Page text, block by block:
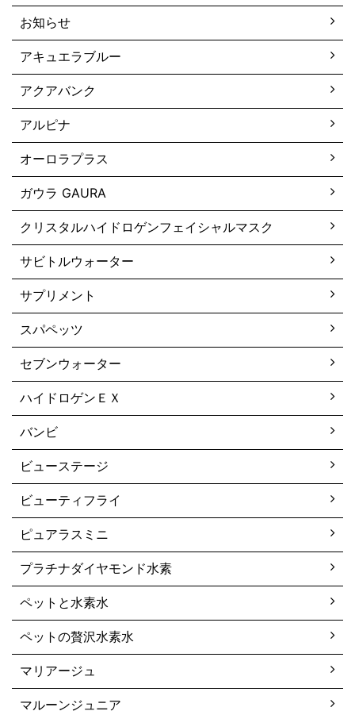
お知らせ
アキュエラブルー
アクアバンク
アルピナ
オーロラプラス
ガウラ GAURA
クリスタルハイドロゲンフェイシャルマスク
サビトルウォーター
サプリメント
スパペッツ
セブンウォーター
ハイドロゲンＥＸ
バンビ
ビューステージ
ビューティフライ
ピュアラスミニ
プラチナダイヤモンド水素
ペットと水素水
ペットの贅沢水素水
マリアージュ
マルーンジュニア